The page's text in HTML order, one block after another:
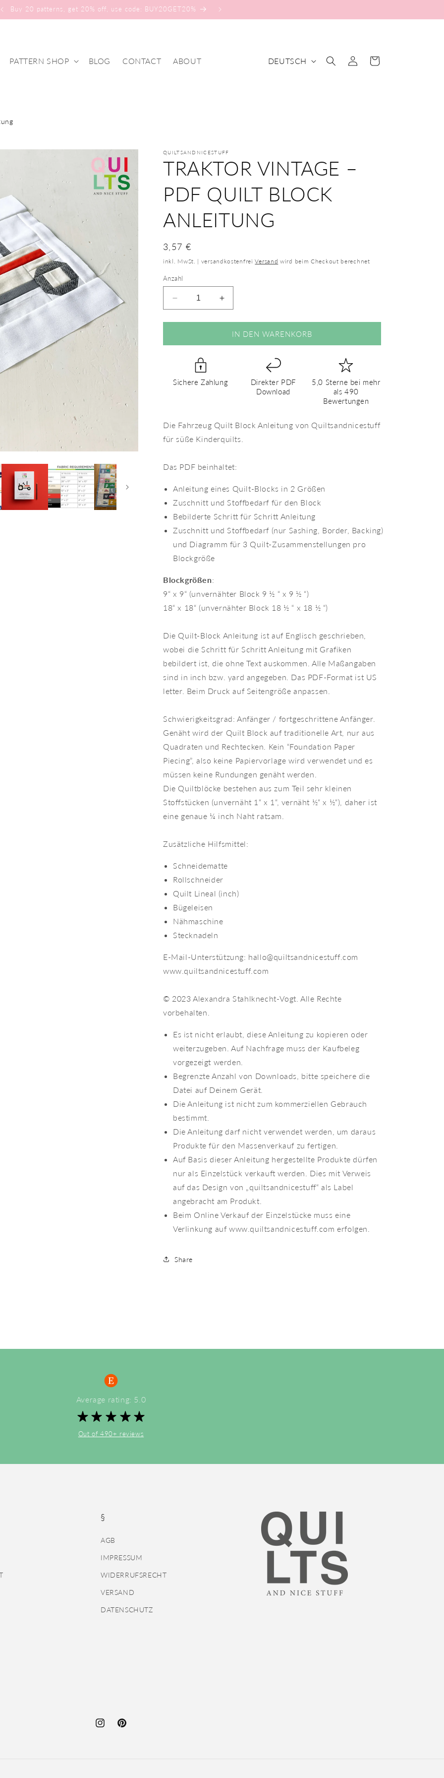
NEW HALLOWEEN QUILT PATTERN IN THE SHOP
PATTERN SHOP BLOG CONTACT ABOUT DEUTSCH EinloggenWarenkorb
QUILTSANDNICESTUFF
TRAKTOR VINTAGE –
PDF QUILT BLOCK
ANLEITUNG
Normaler
Preis
3,57 €
inkl. MwSt. | versandkostenfreiVersand wird beim Checkout berechnet
Anzahl
Verringere
die
Menge
Traktor
Quilt
Erhöhe
die
Menge
Traktor
Quilt
IN DEN WARENKORB
Sichere Zahlung
Direkter PDF
Download
5,0 Sterne bei mehr
als 490
Bewertungen
Die Fahrzeug Quilt Block Anleitung von Quiltsandnicestuff
für süße Kinderquilts.
Das PDF beinhaltet:
Anleitung eines Quilt-Blocks in 2 Größen
Zuschnitt und Stoffbedarf für den Block
Bebilderte Schritt für Schritt Anleitung
Zuschnitt und Stoffbedarf (nur Sashing, Border, Backing)
und Diagramm für 3 Quilt-Zusammenstellungen pro
Blockgröße
Blockgrößen:
9“ x 9“ (unvernähter Block 9 ½ “ x 9 ½ “)
18“ x 18“ (unvernähter Block 18 ½ “ x 18 ½ “)
Die Quilt-Block Anleitung ist auf Englisch geschrieben,
wobei die Schritt für Schritt Anleitung mit Grafiken
bebildert ist, die ohne Text auskommen. Alle Maßangaben
sind in inch bzw. yard angegeben. Das PDF-Format ist US
letter. Beim Druck auf Seitengröße anpassen.
Schwierigkeitsgrad: Anfänger / fortgeschrittene Anfänger.
Genäht wird der Quilt Block auf traditionelle Art, nur aus
Quadraten und Rechtecken. Kein “Foundation Paper
Piecing”, also keine Papiervorlage wird verwendet und es
müssen keine Rundungen genäht werden.
Die Quiltblöcke bestehen aus zum Teil sehr kleinen
Stoffstücken (unvernäht 1“ x 1“, vernäht ½“ x ½“), daher ist
eine genaue ¼ inch Naht ratsam.
Zusätzliche Hilfsmittel:
Schneidematte
Rollschneider
Quilt Lineal (inch)
Bügeleisen
Nähmaschine
Stecknadeln
E-Mail-Unterstützung: hallo@quiltsandnicestuff.com
www.quiltsandnicestuff.com
© 2023 Alexandra Stahlknecht-Vogt. Alle Rechte
vorbehalten.
Es ist nicht erlaubt, diese Anleitung zu kopieren oder
weiterzugeben. Auf Nachfrage muss der Kaufbeleg
vorgezeigt werden.
Begrenzte Anzahl von Downloads, bitte speichere die
Datei auf Deinem Gerät.
Die Anleitung ist nicht zum kommerziellen Gebrauch
bestimmt.
Die Anleitung darf nicht verwendet werden, um daraus
Produkte für den Massenverkauf zu fertigen.
Auf Basis dieser Anleitung hergestellte Produkte dürfen
nur als Einzelstück verkauft werden. Dies mit Verweis
auf das Design von „quiltsandnicestuff“ als Label
angebracht am Produkt.
Beim Online Verkauf der Einzelstücke muss eine
Verlinkung auf www.quiltsandnicestuff.com erfolgen.
Share
Average rating: 5.0
Out of 490+ reviews
§
AGB
IMPRESSUM
WIDERRUFSRECHT
VERSAND
DATENSCHUTZ
InstagramPinterest